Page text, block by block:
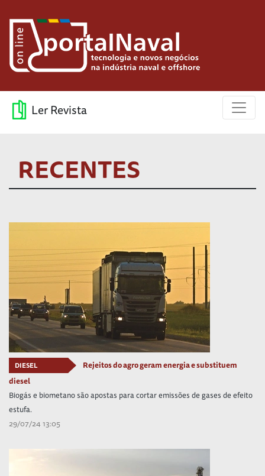
Ler Revista
RECENTES
DIESEL
Rejeitos do agro geram energia e substituem
diesel
Biogás e biometano são apostas para cortar emissões de gases de efeito
estufa.
29/07/24 13:05